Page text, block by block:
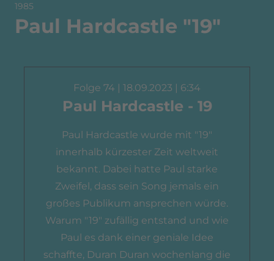
1985
Paul Hardcastle "19"
Folge 74 | 18.09.2023 | 6:34
Paul Hardcastle - 19
Paul Hardcastle wurde mit "19"
innerhalb kürzester Zeit weltweit
bekannt. Dabei hatte Paul starke
Zweifel, dass sein Song jemals ein
großes Publikum ansprechen würde.
Warum "19" zufällig entstand und wie
Paul es dank einer geniale Idee
schaffte, Duran Duran wochenlang die